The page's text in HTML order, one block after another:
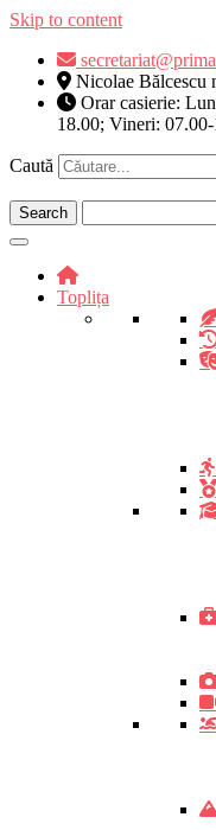
Skip to content
Nicolae Bălcescu
Orar casierie:
18.00; Vineri:
Caută
Toplița